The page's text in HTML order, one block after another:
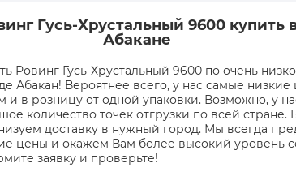
Гусь-Хрустальный 9600 купить
Абакане
Ровинг Гусь-Хрустальный 9600 по очень
Абакан! Вероятнее всего, у нас самые
и в розницу от одной упаковки. Возможно, у
количество точек отгрузки по всей стране.
доставку в нужный город. Мы всегда
цены и окажем Вам более высокий уровень
заявку и проверьте!